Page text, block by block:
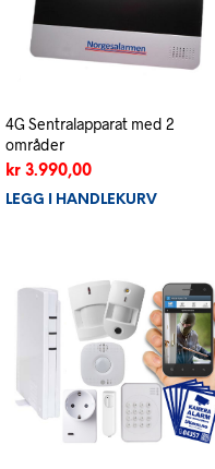
4G Sentralapparat med 2
områder
kr 3.990,00
LEGG I HANDLEKURV